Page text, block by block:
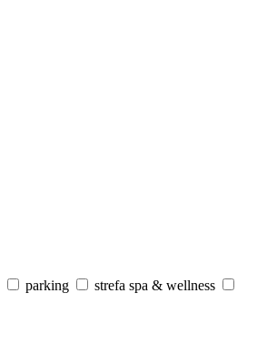
parking
strefa spa & wellness